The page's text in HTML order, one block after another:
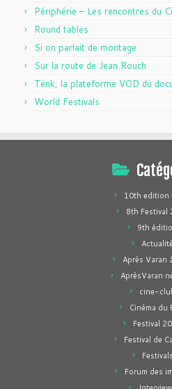
Périphérie – Les rencontres du
Round tables
Si on parlait de montage
Sur la route de Jean Rouch
Tënk, la plateforme VOD du
World Festivals
10th edition
8th Festival
9th
Actualité
Après Varan
AprèsVaran
cine-
Cinéma du
Festival
Festival de
Festivals
Forum des